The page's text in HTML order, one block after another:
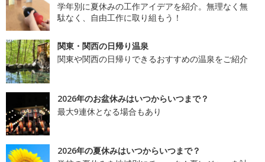
学年別に夏休みの工作アイデアを紹介。無理なく無
駄なく、自由工作に取り組もう！
関東・関西の日帰り温泉
関東や関西の日帰りできるおすすめの温泉をご紹介
2026年のお盆休みはいつからいつまで？
最大9連休となる場合もあり
2026年の夏休みはいつからいつまで？